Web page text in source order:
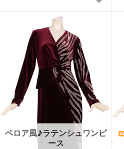
ベロア風♪ラテンシュワンピ
ース